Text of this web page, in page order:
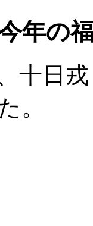
年の
十日戎
。